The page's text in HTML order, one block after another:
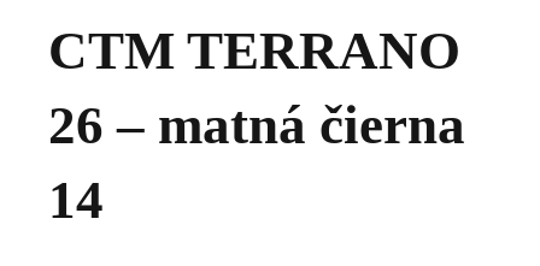
CTM TERRANO
26 – matná čierna
14